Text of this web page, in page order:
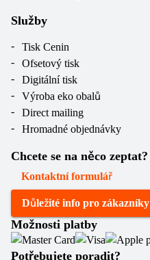
Služby
Tisk Cenin
Ofsetový tisk
Digitální tisk
Výroba eko obalů
Direct mailing
Hromadné objednávky
Chcete se na něco zeptat?
Kontaktní formulář
Důležité info pro zákazníky
Možnosti platby
Potřebujete poradit?